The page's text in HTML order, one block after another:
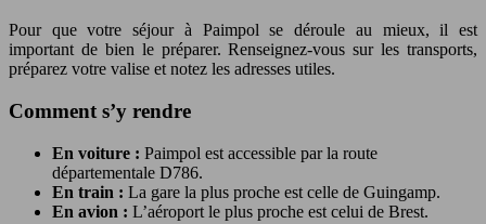
Pour que votre séjour à Paimpol se déroule au mieux, il est
important de bien le préparer. Renseignez-vous sur les transports,
préparez votre valise et notez les adresses utiles.
Comment s’y rendre
En voiture : Paimpol est accessible par la route
départementale D786.
En train : La gare la plus proche est celle de Guingamp.
En avion : L’aéroport le plus proche est celui de Brest.